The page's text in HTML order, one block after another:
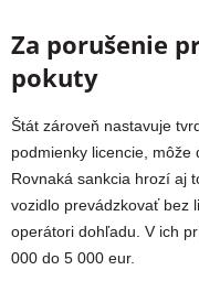
Za porušenie
pokuty
Štát zároveň nastavuje
podmienky licencie,
Rovnaká sankcia hrozí aj
vozidlo prevádzkovať bez
operátori dohľadu. V ich
000 do 5 000 eur.